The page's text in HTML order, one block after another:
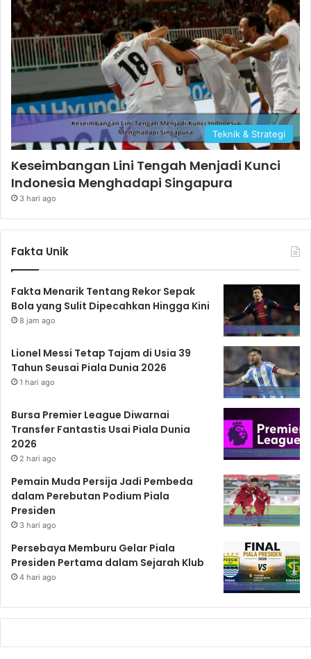
Teknik & Strategi
Keseimbangan Lini Tengah Menjadi Kunci
Indonesia Menghadapi Singapura
3 hari ago
Fakta Unik
Fakta Menarik Tentang Rekor Sepak
Bola yang Sulit Dipecahkan Hingga Kini
8 jam ago
Lionel Messi Tetap Tajam di Usia 39
Tahun Seusai Piala Dunia 2026
1 hari ago
Bursa Premier League Diwarnai
Transfer Fantastis Usai Piala Dunia
2026
2 hari ago
Pemain Muda Persija Jadi Pembeda
dalam Perebutan Podium Piala
Presiden
3 hari ago
Persebaya Memburu Gelar Piala
Presiden Pertama dalam Sejarah Klub
4 hari ago